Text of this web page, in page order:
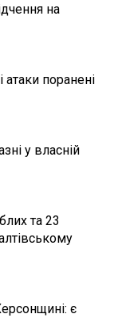
на
атаки поранені
у власній
та 23
є